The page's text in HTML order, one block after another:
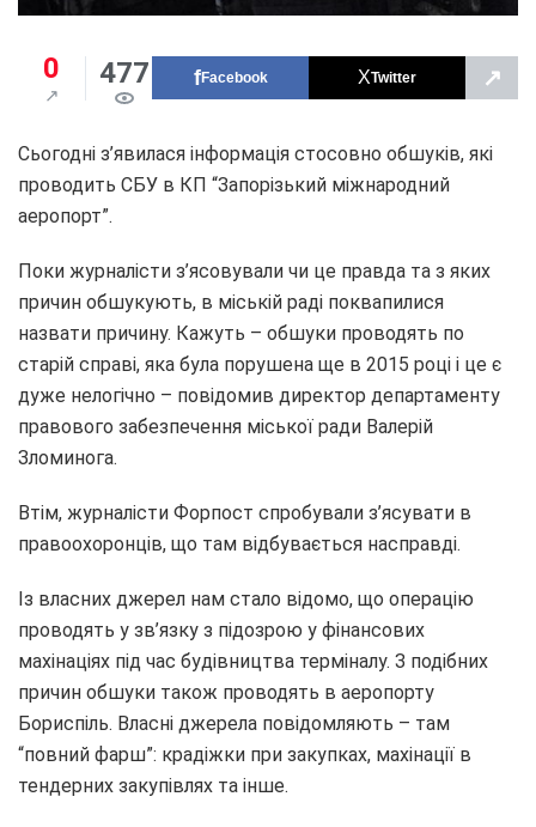
0 477 Facebook Twitter ↗
Сьогодні з’явилася інформація стосовно обшуків, які
проводить СБУ в КП “Запорізький міжнародний
аеропорт”.
Поки журналісти з’ясовували чи це правда та з яких
причин обшукують, в міській раді поквапилися
назвати причину. Кажуть – обшуки проводять по
старій справі, яка була порушена ще в 2015 році і це є
дуже нелогічно – повідомив директор департаменту
правового забезпечення міської ради Валерій
Зломинога.
Втім, журналісти Форпост спробували з’ясувати в
правоохоронців, що там відбувається насправді.
Із власних джерел нам стало відомо, що операцію
проводять у зв’язку з підозрою у фінансових
махінаціях під час будівництва терміналу. З подібних
причин обшуки також проводять в аеропорту
Бориспіль. Власні джерела повідомляють – там
“повний фарш”: крадіжки при закупках, махінації в
тендерних закупівлях та інше.